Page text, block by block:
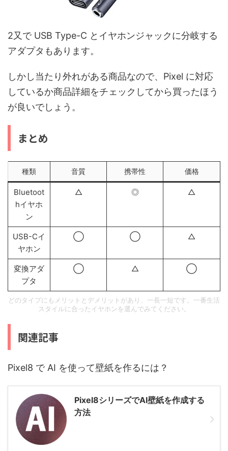
2又で USB Type-C とイヤホンジャックに分岐する
アダプタもあります。
しかし当たり外れがある商品なので、Pixel に対応
しているか商品詳細をチェックしてから買ったほう
が良いでしょう。
まとめ
種類 音質 携帯性 価格
Bluetoot
hイヤホ
ン
△ ◎ △
USB-Cイ
ヤホン
◯ ◯ △
変換アダ
プタ
◯ △ ◯
どのタイプにもメリットとデメリットがあり、一長一短です。一番生活
スタイルに合ったイヤホンを選んでみてください。
関連記事
Pixel8 で AI を使って壁紙を作るには？
Pixel8シリーズでAI壁紙を作成する
方法